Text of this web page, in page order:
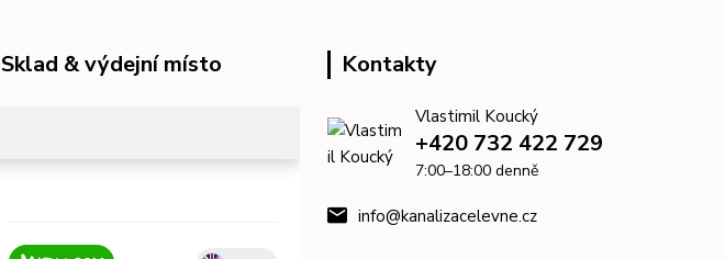
Sklad & výdejní místo Kontakty
Vlastimil Koucký
+420 732 422 729
7:00–18:00 denně
info@kanalizacelevne.cz